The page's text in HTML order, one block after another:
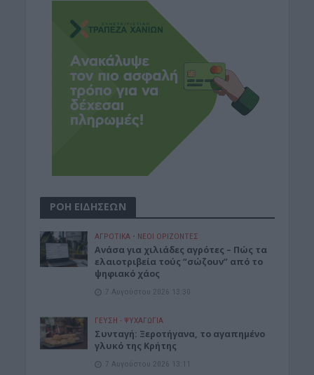
ΡΟΗ ΕΙΔΗΣΕΩΝ
ΑΓΡΟΤΙΚΑ • ΝΕΟΙ ΟΡΙΖΟΝΤΕΣ
Ανάσα για χιλιάδες αγρότες – Πώς τα
ελαιοτριβεία τούς “σώζουν” από το
ψηφιακό χάος
7 Αυγούστου 2026 13:30
ΓΕΎΣΗ - ΨΥΧΑΓΩΓΊΑ
Συνταγή: Ξεροτήγανα, το αγαπημένο
γλυκό της Κρήτης
7 Αυγούστου 2026 13:11